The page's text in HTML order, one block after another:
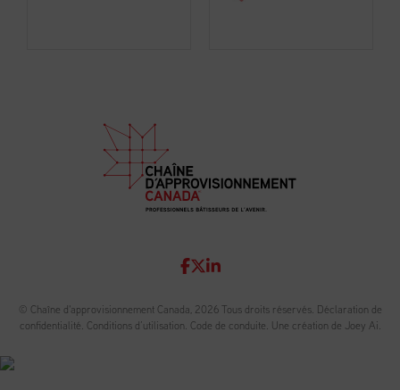
© Chaîne d'approvisionnement Canada, 2026 Tous droits réservés. Déclaration de
confidentialité. Conditions d’utilisation. Code de conduite. Une création de Joey Ai.